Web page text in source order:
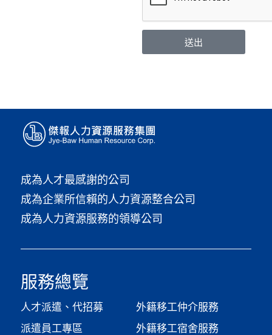
送出
成為人才最感謝的公司
成為企業所信賴的人力資源整合公司
成為人力資源服務的領導公司
服務總覽
人才派遣、代招募
派遣員工專區
外籍移工仲介服務
外籍移工宿舍服務